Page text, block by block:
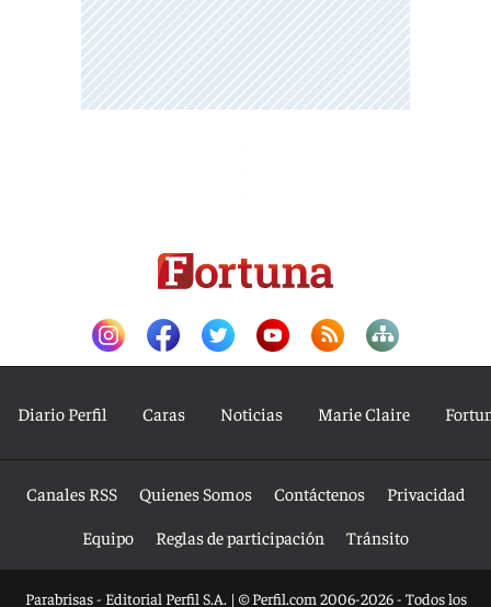
Diario Perfil Caras Noticias Marie Claire
Canales RSS Quienes Somos Contáctenos
Privacidad
Equipo
Reglas de participación Tránsito
Parabrisas - Editorial Perfil S.A. | © Perfil.com 2006-2026 - Todos los